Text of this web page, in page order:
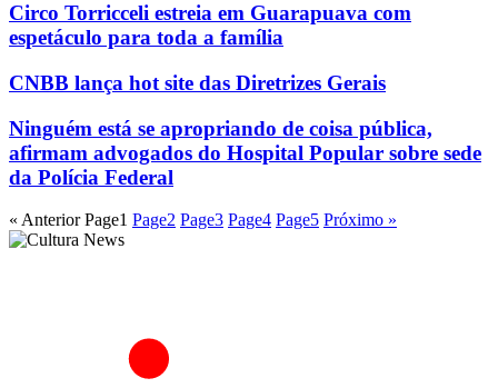
Circo Torricceli estreia em Guarapuava com
espetáculo para toda a família
CNBB lança hot site das Diretrizes Gerais
Ninguém está se apropriando de coisa pública,
afirmam advogados do Hospital Popular sobre sede
da Polícia Federal
« Anterior Page1 Page2 Page3 Page4 Page5 Próximo »